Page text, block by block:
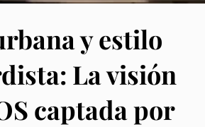
y estilo
La visión
captada por